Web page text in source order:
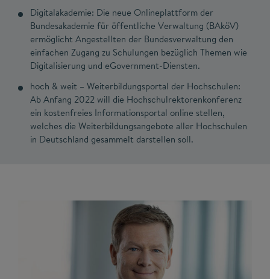
Digitalakademie: Die neue Onlineplattform der
Bundesakademie für öffentliche Verwaltung (BAköV)
ermöglicht Angestellten der Bundesverwaltung den
einfachen Zugang zu Schulungen bezüglich Themen wie
Digitalisierung und eGovernment-Diensten.
hoch & weit – Weiterbildungsportal der Hochschulen:
Ab Anfang 2022 will die Hochschulrektorenkonferenz
ein kostenfreies Informationsportal online stellen,
welches die Weiterbildungsangebote aller Hochschulen
in Deutschland gesammelt darstellen soll.